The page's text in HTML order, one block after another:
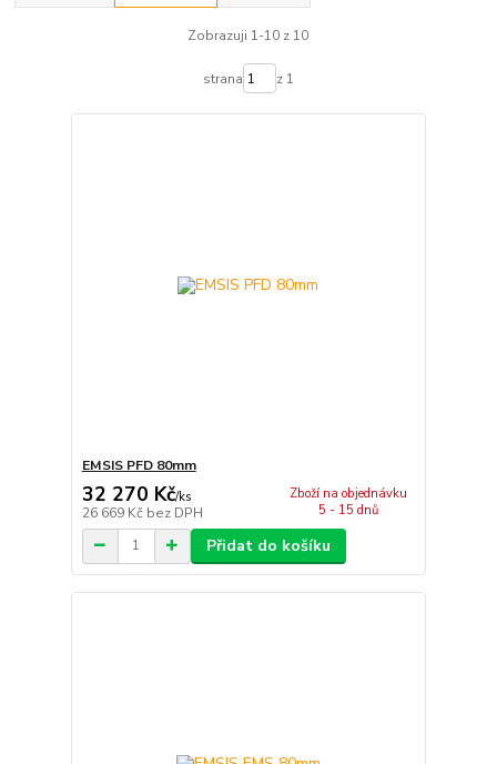
Zobrazuji 1-10 z 10
strana z 1
EMSIS PFD 80mm
32 270 Kč/ks
26 669 Kč bez DPH
Zboží na objednávku
5 - 15 dnů
Přidat do košíku